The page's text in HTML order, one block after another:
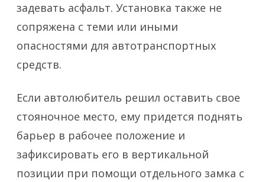
задевать асфальт. Установка также не
сопряжена с теми или иными
опасностями для автотранспортных
средств.
Если автолюбитель решил оставить свое
стояночное место, ему придется поднять
барьер в рабочее положение и
зафиксировать его в вертикальной
позиции при помощи отдельного замка с